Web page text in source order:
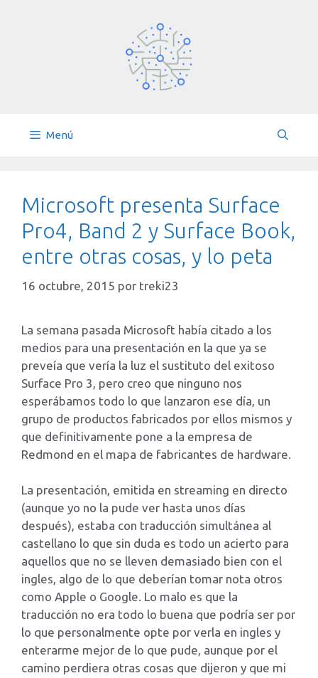
Menú
Microsoft presenta Surface
Pro4, Band 2 y Surface Book,
entre otras cosas, y lo peta
16 octubre, 2015 por treki23
La semana pasada Microsoft había citado a los
medios para una presentación en la que ya se
preveía que vería la luz el sustituto del exitoso
Surface Pro 3, pero creo que ninguno nos
esperábamos todo lo que lanzaron ese día, un
grupo de productos fabricados por ellos mismos y
que definitivamente pone a la empresa de
Redmond en el mapa de fabricantes de hardware.
La presentación, emitida en streaming en directo
(aunque yo no la pude ver hasta unos días
después), estaba con traducción simultánea al
castellano lo que sin duda es todo un acierto para
aquellos que no se lleven demasiado bien con el
ingles, algo de lo que deberían tomar nota otros
como Apple o Google. Lo malo es que la
traducción no era todo lo buena que podría ser por
lo que personalmente opte por verla en ingles y
enterarme mejor de lo que pude, aunque por el
camino perdiera otras cosas que dijeron y que mi